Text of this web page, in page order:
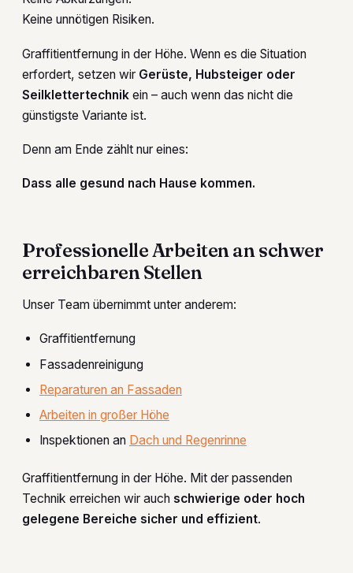
Keine unnötigen Risiken.
Graffitientfernung in der Höhe. Wenn es die Situation
erfordert, setzen wir Gerüste, Hubsteiger oder
Seilklettertechnik ein – auch wenn das nicht die
günstigste Variante ist.
Denn am Ende zählt nur eines:
Dass alle gesund nach Hause kommen.
Professionelle Arbeiten an schwer
erreichbaren Stellen
Unser Team übernimmt unter anderem:
Graffitientfernung
Fassadenreinigung
Reparaturen an Fassaden
Arbeiten in großer Höhe
Inspektionen an Dach und Regenrinne
Graffitientfernung in der Höhe. Mit der passenden
Technik erreichen wir auch schwierige oder hoch
gelegene Bereiche sicher und effizient.